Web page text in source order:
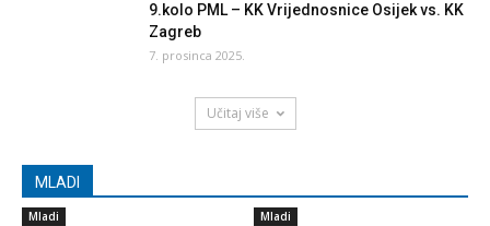
9.kolo PML – KK Vrijednosnice Osijek vs. KK
Zagreb
7. prosinca 2025.
Učitaj više
MLADI
Mladi Mladi